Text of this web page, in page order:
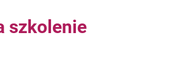
szkolenie